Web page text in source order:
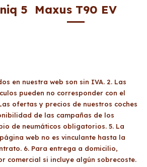
5 Maxus T90 EV
en nuestra web son sin IVA. 2. Las
pueden no corresponder con el
ofertas y precios de nuestros coches
de las campañas de los
de neumáticos obligatorios. 5. La
web no es vinculante hasta la
6. Para entrega a domicilio,
comercial si incluye algún sobrecoste.